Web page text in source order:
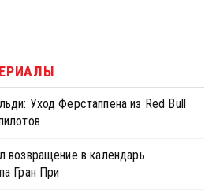
Уход Ферстаппена из Red Bull
возвращение в календарь
Гран При